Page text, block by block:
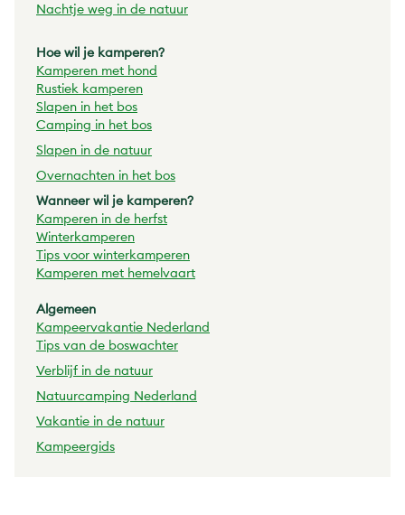
Nachtje weg in de natuur
Hoe wil je kamperen?
Kamperen met hond
Rustiek kamperen
Slapen in het bos
Camping in het bos
Slapen in de natuur
Overnachten in het bos
Wanneer wil je kamperen?
Kamperen in de herfst
Winterkamperen
Tips voor winterkamperen
Kamperen met hemelvaart
Algemeen
Kampeervakantie Nederland
Tips van de boswachter
Verblijf in de natuur
Natuurcamping Nederland
Vakantie in de natuur
Kampeergids